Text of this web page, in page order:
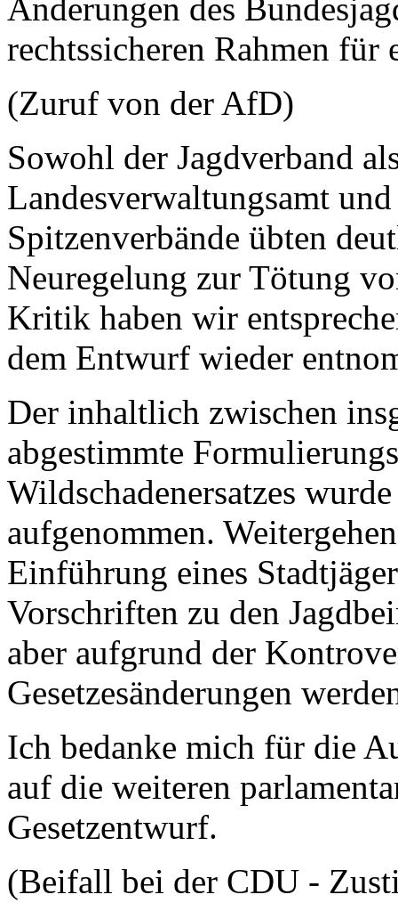
Änderungen des
rechtssicheren Rahmen für
(Zuruf von der AfD)
Sowohl der Jagdverband
Landesverwaltungsamt
Spitzenverbände übten
Neuregelung zur Tötung
Kritik haben wir
dem Entwurf wieder
Der inhaltlich zwischen
abgestimmte
Wildschadenersatzes
aufgenommen.
Einführung eines
Vorschriften zu den
aber aufgrund der
Gesetzesänderungen
Ich bedanke mich für die
auf die weiteren
Gesetzentwurf.
(Beifall bei der CDU -